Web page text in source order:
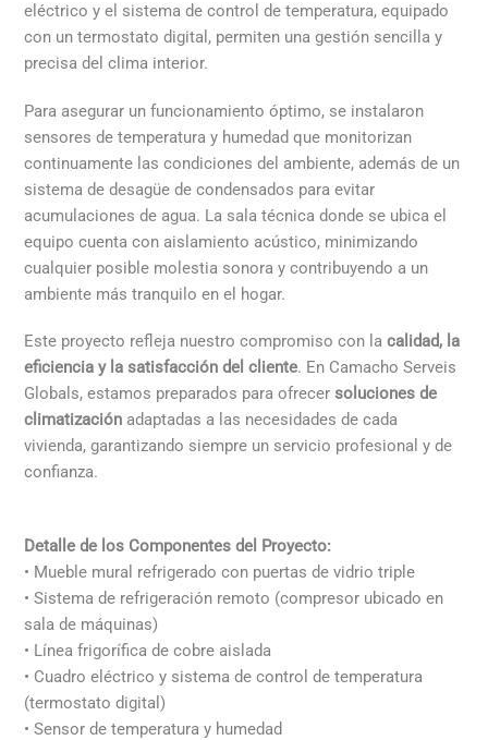
eléctrico y el sistema de control de temperatura, equipado
con un termostato digital, permiten una gestión sencilla y
precisa del clima interior.
Para asegurar un funcionamiento óptimo, se instalaron
sensores de temperatura y humedad que monitorizan
continuamente las condiciones del ambiente, además de un
sistema de desagüe de condensados para evitar
acumulaciones de agua. La sala técnica donde se ubica el
equipo cuenta con aislamiento acústico, minimizando
cualquier posible molestia sonora y contribuyendo a un
ambiente más tranquilo en el hogar.
Este proyecto refleja nuestro compromiso con lacalidad, la
eficiencia y la satisfacción del cliente. En Camacho Serveis
Globals, estamos preparados para ofrecersoluciones de
climatización adaptadas a las necesidades de cada
vivienda, garantizando siempre un servicio profesional y de
confianza.
Detalle de los Componentes del Proyecto:
• Mueble mural refrigerado con puertas de vidrio triple
• Sistema de refrigeración remoto (compresor ubicado en
sala de máquinas)
• Línea frigorífica de cobre aislada
• Cuadro eléctrico y sistema de control de temperatura
(termostato digital)
• Sensor de temperatura y humedad